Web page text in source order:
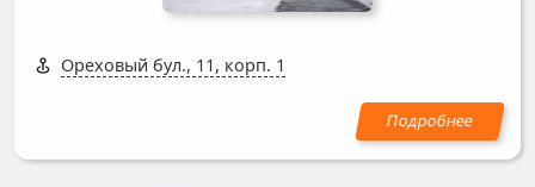
Ореховый бул., 11, корп. 1